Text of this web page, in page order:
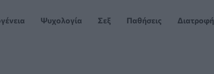
Ψυχολογία Σεξ Παθήσεις Διατροφή